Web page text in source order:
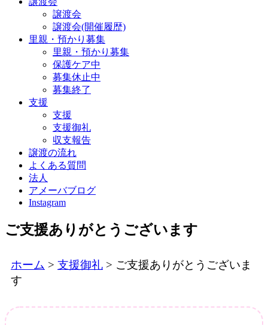
譲渡会
譲渡会(開催履歴)
里親・預かり募集
里親・預かり募集
保護ケア中
募集休止中
募集終了
支援
支援
支援御礼
収支報告
譲渡の流れ
よくある質問
法人
アメーバブログ
Instagram
ご支援ありがとうございます
ホーム > 支援御礼 > ご支援ありがとうございま
す